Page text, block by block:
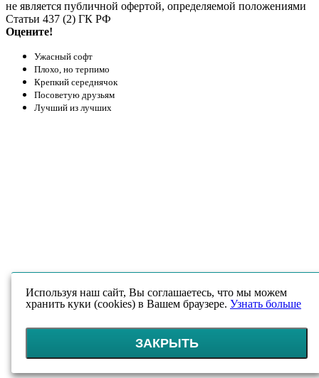
не является публичной офертой, определяемой положениями
Статьи 437 (2) ГК РФ
Оцените!
Ужасный софт
Плохо, но терпимо
Крепкий середнячок
Посоветую друзьям
Лучший из лучших
Используя наш сайт, Вы соглашаетесь, что мы можем
хранить куки (cookies) в Вашем браузере. Узнать больше
ЗАКРЫТЬ